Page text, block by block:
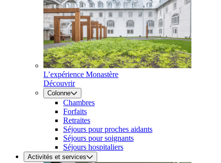
L’expérience Monastère
Découvrir
Colonne
Chambres
Forfaits
Retraites
Séjours pour proches aidants
Séjours pour soignants
Séjours hospitaliers
Activités et services